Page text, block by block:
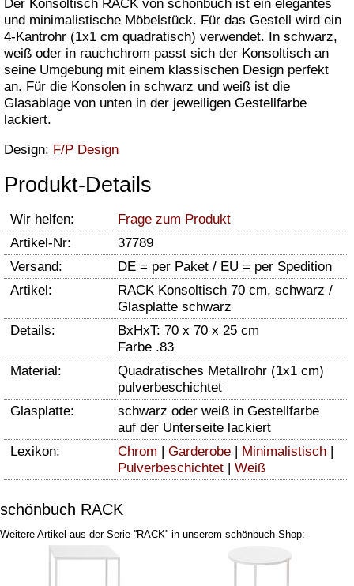
Der Konsoltisch RACK von schönbuch ist ein elegantes
und minimalistische Möbelstück. Für das Gestell wird ein
4-Kantrohr (1x1 cm quadratisch) verwendet. In schwarz,
weiß oder in rauchchrom passt sich der Konsoltisch an
seine Umgebung mit einem klassischen Design perfekt
an. Für die Konsolen in schwarz und weiß ist die
Glasablage von unten in der jeweiligen Gestellfarbe
lackiert.
Design: F/P Design
Produkt-Details
Wir helfen:
Frage zum Produkt
Artikel-Nr:
37789
Versand:
DE = per Paket / EU = per Spedition
Artikel:
RACK Konsoltisch 70 cm, schwarz /
Glasplatte schwarz
Details:
BxHxT: 70 x 70 x 25 cm
Farbe .83
Material:
Quadratisches Metallrohr (1x1 cm)
pulverbeschichtet
Glasplatte:
schwarz oder weiß in Gestellfarbe
auf der Unterseite lackiert
Lexikon:
Chrom Garderobe Minimalistisch
Pulverbeschichtet
Weiß
schönbuch RACK
Weitere Artikel aus der Serie ''RACK'' in unserem schönbuch Shop: